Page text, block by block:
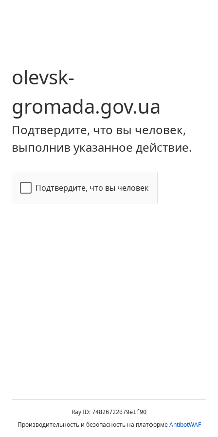
olevsk-
gromada.gov.ua
Подтвердите, что вы человек,
выполнив указанное действие.
Подтвердите, что вы человек
Ray ID: 74826722d79e1f90
Производительность и безопасность на платформеAntibotWAF